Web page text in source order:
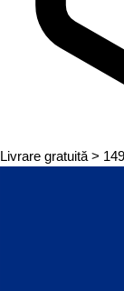
Livrare gratuită >